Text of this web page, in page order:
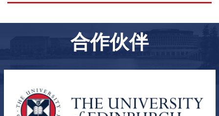
合作伙伴